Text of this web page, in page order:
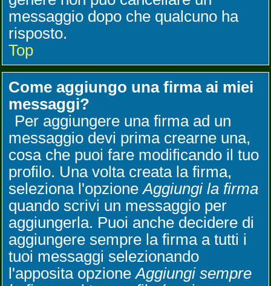
messaggio dopo che qualcuno ha
risposto.
Top
Come aggiungo una firma ai miei
messaggi?
Per aggiungere una firma ad un
messaggio devi prima crearne una,
cosa che puoi fare modificando il tuo
profilo. Una volta creata la firma,
seleziona l'opzioneAggiungi la firma
quando scrivi un messaggio per
aggiungerla. Puoi anche decidere di
aggiungere sempre la firma a tutti i
tuoi messaggi selezionando
l'apposita opzioneAggiungi sempre